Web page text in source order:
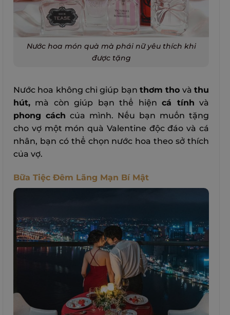
Nước hoa món quà mà phái nữ yêu thích khi
được tặng
Nước hoa không chỉ giúp bạn thơm tho vàthu
hút, mà còn giúp bạn thể hiệncá tính và
phong cách của mình. Nếu bạn muốn tặng
cho vợ một món quà Valentine độc đáo và cá
nhân, bạn có thể chọn nước hoa theo sở thích
của vợ.
Bữa Tiệc Đêm Lãng Mạn Bí Mật